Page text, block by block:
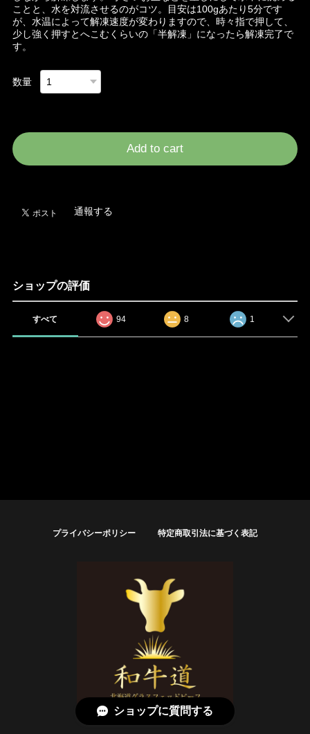
ことと、水を対流させるのがコツ。目安は100gあたり5分です
が、水温によって解凍速度が変わりますので、時々指で押して、
少し強く押すとへこむくらいの「半解凍」になったら解凍完了で
す。
数量
Add to cart
通報する
ショップの評価
すべて 94 8 1
プライバシーポリシー 特定商取引法に基づく表記
ショップに質問する